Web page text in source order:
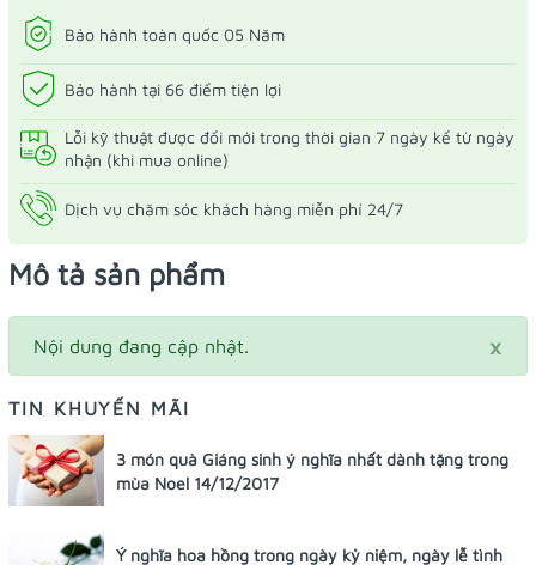
Bảo hành toàn quốc 05 Năm
Bảo hành tại 66 điểm tiện lợi
Lỗi kỹ thuật được đổi mới trong thời gian 7 ngày kể từ ngày
nhận (khi mua online)
Dịch vụ chăm sóc khách hàng miễn phí 24/7
Mô tả sản phẩm
×
Nội dung đang cập nhật.
TIN KHUYẾN MÃI
3 món quà Giáng sinh ý nghĩa nhất dành tặng trong
mùa Noel 14/12/2017
Ý nghĩa hoa hồng trong ngày kỷ niệm, ngày lễ tình